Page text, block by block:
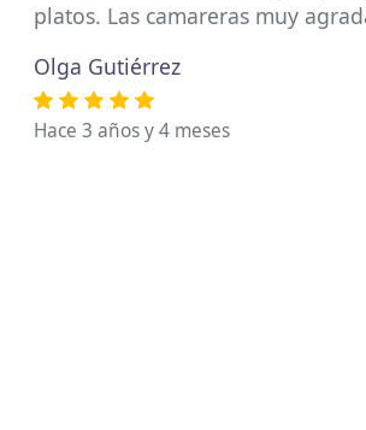
platos. Las camareras muy
Olga Gutiérrez
Hace 3 años y 4 meses